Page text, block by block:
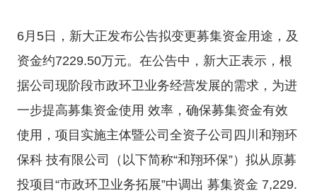
6月5日，新大正发布公告拟变更募集资金用途，及
资金约7229.50万元。在公告中，新大正表示，根
据公司现阶段市政环卫业务经营发展的需求，为进
一步提高募集资金使用 效率，确保募集资金有效
使用，项目实施主体暨公司全资子公司四川和翔环
保科 技有限公司（以下简称“和翔环保”）拟从原募
投项目“市政环卫业务拓展”中调出 募集资金 7,229.